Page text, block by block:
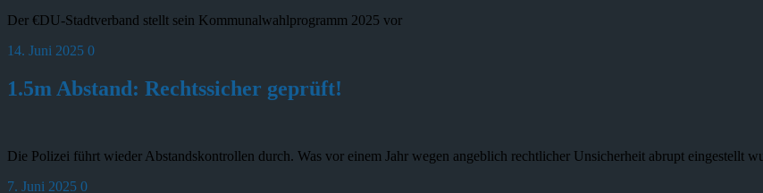
Der €DU-Stadtverband stellt sein Kommunalwahlprogramm 2025 vor
14. Juni 2025 0
1.5m Abstand: Rechtssicher geprüft!
Die Polizei führt wieder Abstandskontrollen durch. Was vor einem Jahr wegen angeblich rechtlicher Unsicherheit abrupt eingestellt
7. Juni 2025 0